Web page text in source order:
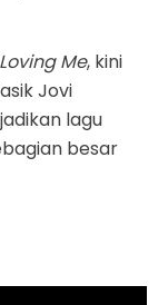
Me, kini
Jovi
lagu
besar